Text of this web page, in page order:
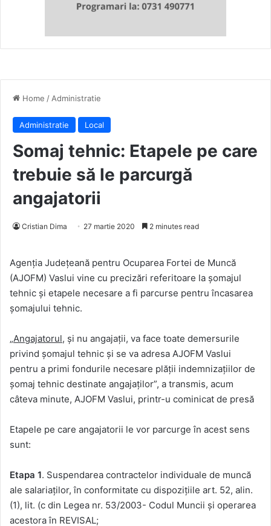
Home /Administratie
Administratie Local
Somaj tehnic: Etapele pe care
trebuie să le parcurgă
angajatorii
Cristian Dima 27 martie 2020 2 minutes read
Agenția Județeană pentru Ocuparea Fortei de Muncă
(AJOFM) Vaslui vine cu precizări referitoare la șomajul
tehnic și etapele necesare a fi parcurse pentru încasarea
șomajului tehnic.
„Angajatorul, și nu angajații, va face toate demersurile
privind șomajul tehnic și se va adresa AJOFM Vaslui
pentru a primi fondurile necesare plății indemnizațiilor de
șomaj tehnic destinate angajaților”, a transmis, acum
câteva minute, AJOFM Vaslui, printr-u cominicat de presă
Etapele pe care angajatorii le vor parcurge în acest sens
sunt:
Etapa 1. Suspendarea contractelor individuale de muncă
ale salariaților, în conformitate cu dispozițiile art. 52, alin.
(1), lit. (c din Legea nr. 53/2003- Codul Muncii și operarea
acestora în REVISAL;